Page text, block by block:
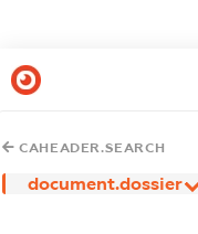
CAHEADER.SEARCH
document.dossier